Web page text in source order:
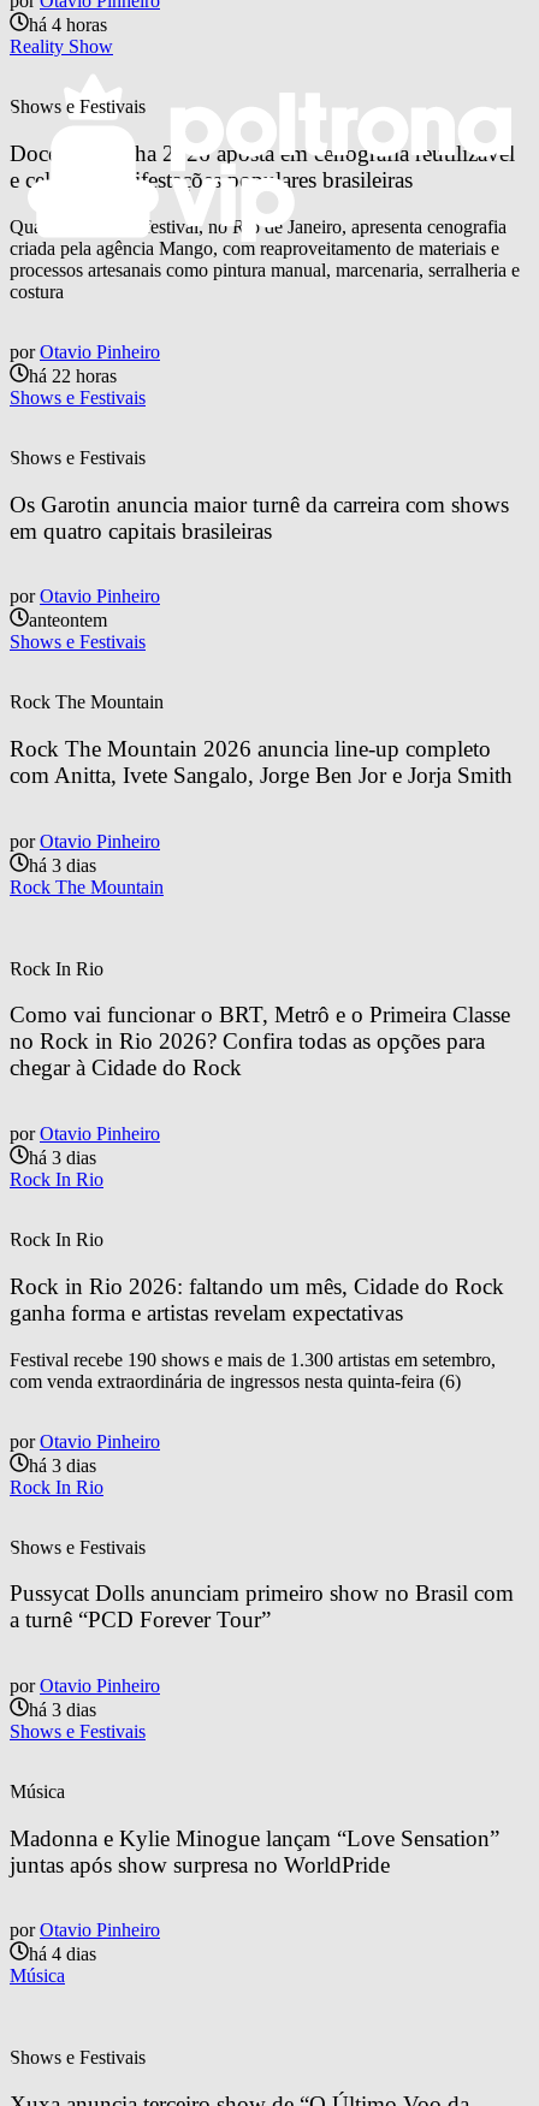
há 4 horas
Reality Show
Shows e Festivais
Doce Maravilha 2026 aposta em cenografia reutilizável
e celebra manifestações populares brasileiras
Quarta edição do festival, no Rio de Janeiro, apresenta cenografia
criada pela agência Mango, com reaproveitamento de materiais e
processos artesanais como pintura manual, marcenaria, serralheria e
costura
por Otavio Pinheiro
há 22 horas
Shows e Festivais
Shows e Festivais
Os Garotin anuncia maior turnê da carreira com shows
em quatro capitais brasileiras
por Otavio Pinheiro
anteontem
Shows e Festivais
Rock The Mountain
Rock The Mountain 2026 anuncia line-up completo
com Anitta, Ivete Sangalo, Jorge Ben Jor e Jorja Smith
por Otavio Pinheiro
há 3 dias
Rock The Mountain
Rock In Rio
Como vai funcionar o BRT, Metrô e o Primeira Classe
no Rock in Rio 2026? Confira todas as opções para
chegar à Cidade do Rock
por Otavio Pinheiro
há 3 dias
Rock In Rio
Rock In Rio
Rock in Rio 2026: faltando um mês, Cidade do Rock
ganha forma e artistas revelam expectativas
Festival recebe 190 shows e mais de 1.300 artistas em setembro,
com venda extraordinária de ingressos nesta quinta-feira (6)
por Otavio Pinheiro
há 3 dias
Rock In Rio
Shows e Festivais
Pussycat Dolls anunciam primeiro show no Brasil com
a turnê “PCD Forever Tour”
por Otavio Pinheiro
há 3 dias
Shows e Festivais
Música
Madonna e Kylie Minogue lançam “Love Sensation”
juntas após show surpresa no WorldPride
por Otavio Pinheiro
há 4 dias
Música
Shows e Festivais